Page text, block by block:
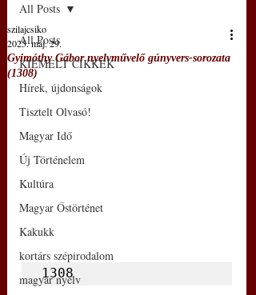
All Posts
KIEMELT CIKKEK
Hírek, újdonságok
Tisztelt Olvasó!
Magyar Idő
Új Történelem
Kultúra
Magyar Őstörténet
Kakukk
kortárs szépirodalom
magyar nyelv
All Posts
Gyimóthy Gábor nyelvművelő gúnyvers-sorozata
(1308)
szilajcsiko
2025. máj. 29.
1308